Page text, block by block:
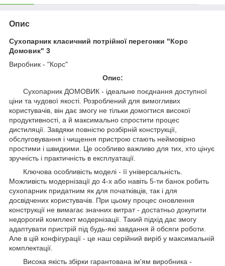
Опис
Сухопарник класичний потрійної перегонки "Корс
Домовик" 3
Виробник - "Корс"
Опис:
Сухопарник ДОМОВИК - ідеальне поєднання доступної
ціни та чудової якості. Розроблений для вимогливих
користувачів, він дає змогу не тільки домогтися високої
продуктивності, а й максимально спростити процес
дистиляції. Завдяки повністю розбірній конструкції,
обслуговування і чищення пристрою стають неймовірно
простими і швидкими. Це особливо важливо для тих, хто цінує
зручність і практичність в експлуатації.
Ключова особливість моделі - її універсальність.
Можливість модернізації до 4-х або навіть 5-ти банок робить
сухопарник придатним як для початківців, так і для
досвідчених користувачів. При цьому процес оновлення
конструкції не вимагає значних витрат - достатньо докупити
недорогий комплект модернізації. Такий підхід дає змогу
адаптувати пристрій під будь-які завдання й обсяги роботи.
Але в цій конфігурації - це наш серійний виріб у максимальній
комплектації.
Висока якість збірки гарантована ім'ям виробника -